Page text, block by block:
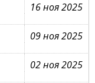
16 ноя 2025
09 ноя 2025
02 ноя 2025